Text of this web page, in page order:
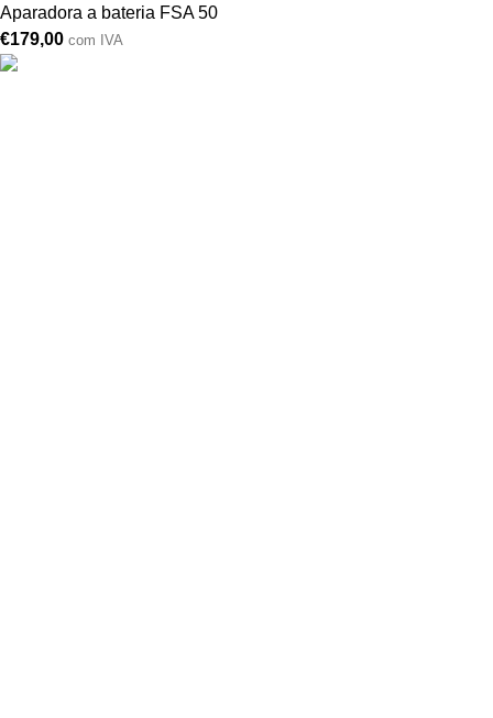
Aparadora a bateria FSA 50
€179,00 com IVA